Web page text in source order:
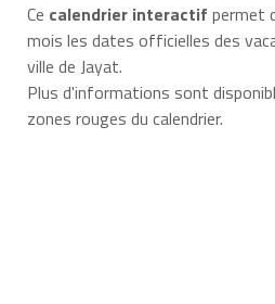
Ce calendrier interactif permet
mois les dates officielles des
ville de Jayat.
Plus d'informations sont
zones rouges du calendrier.